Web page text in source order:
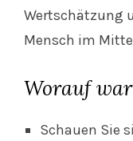
Wertschätzung
Mensch im
Worauf
Schauen Sie